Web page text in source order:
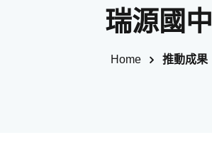
瑞源國中
Home 推動成果